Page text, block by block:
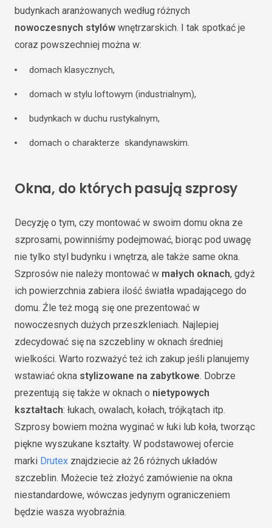
budynkach aranżowanych według różnych
nowoczesnych stylów wnętrzarskich. I tak spotkać je
coraz powszechniej można w:
domach klasycznych,
domach w stylu loftowym (industrialnym),
budynkach w duchu rustykalnym,
domach o charakterze skandynawskim.
Okna, do których pasują szprosy
Decyzję o tym, czy montować w swoim domu okna ze
szprosami, powinniśmy podejmować, biorąc pod uwagę
nie tylko styl budynku i wnętrza, ale także same okna.
Szprosów nie należy montować w małych oknach, gdyż
ich powierzchnia zabiera ilość światła wpadającego do
domu. Źle też mogą się one prezentować w
nowoczesnych dużych przeszkleniach. Najlepiej
zdecydować się na szczebliny w oknach średniej
wielkości. Warto rozważyć też ich zakup jeśli planujemy
wstawiać okna stylizowane na zabytkowe. Dobrze
prezentują się także w oknach o nietypowych
kształtach: łukach, owalach, kołach, trójkątach itp.
Szprosy bowiem można wyginać w łuki lub koła, tworząc
piękne wyszukane kształty. W podstawowej ofercie
marki Drutex znajdziecie aż 26 różnych układów
szczeblin. Możecie też złożyć zamówienie na okna
niestandardowe, wówczas jedynym ograniczeniem
będzie wasza wyobraźnia.